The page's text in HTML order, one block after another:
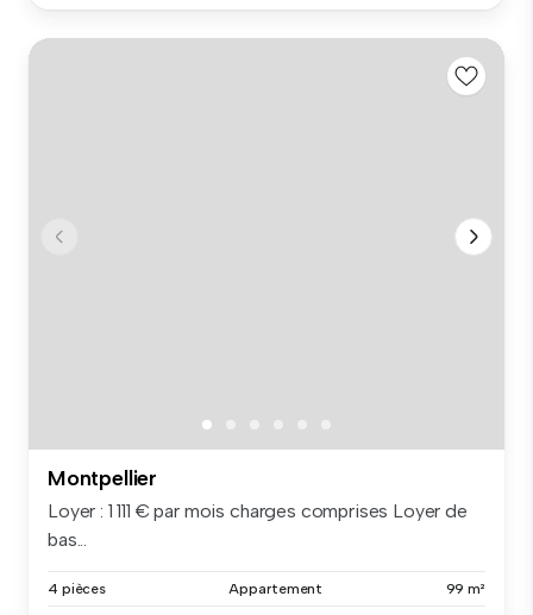
Montpellier
Loyer : 1 111 € par mois charges comprises Loyer de
bas...
4 pièces Appartement 99 m²